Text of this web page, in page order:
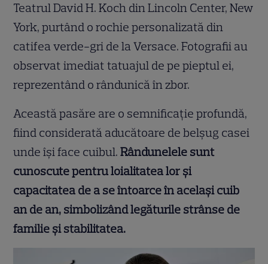
Teatrul David H. Koch din Lincoln Center, New
York, purtând o rochie personalizată din
catifea verde-gri de la Versace. Fotografii au
observat imediat tatuajul de pe pieptul ei,
reprezentând o rândunică în zbor.
Această pasăre are o semnificație profundă,
fiind considerată aducătoare de belșug casei
unde își face cuibul.Rândunelele sunt
cunoscute pentru loialitatea lor și
capacitatea de a se întoarce în același cuib
an de an, simbolizând legăturile strânse de
familie și stabilitatea.